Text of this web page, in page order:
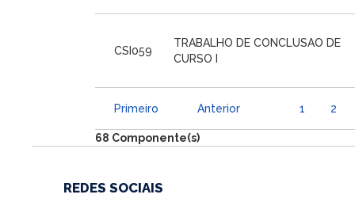
CSI059
TRABALHO DE CONCLUSAO DE
CURSO I
Primeiro Anterior 1 2
68 Componente(s)
REDES SOCIAIS